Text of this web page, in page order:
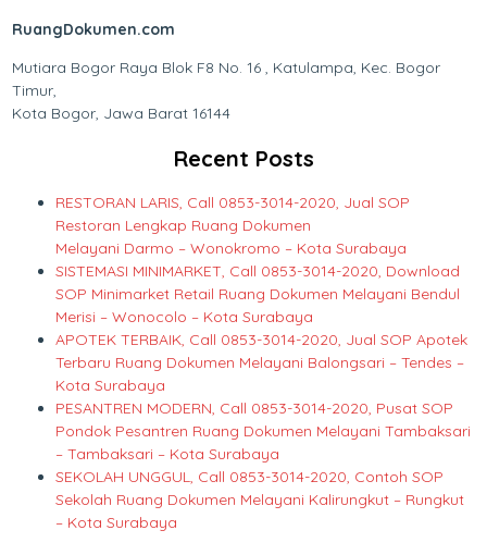
RuangDokumen.com
Mutiara Bogor Raya Blok F8 No. 16 , Katulampa, Kec. Bogor
Timur,
Kota Bogor, Jawa Barat 16144
Recent Posts
RESTORAN LARIS, Call 0853-3014-2020, Jual SOP
Restoran Lengkap Ruang Dokumen
Melayani Darmo – Wonokromo – Kota Surabaya
SISTEMASI MINIMARKET, Call 0853-3014-2020, Download
SOP Minimarket Retail Ruang Dokumen Melayani Bendul
Merisi – Wonocolo – Kota Surabaya
APOTEK TERBAIK, Call 0853-3014-2020, Jual SOP Apotek
Terbaru Ruang Dokumen Melayani Balongsari – Tendes –
Kota Surabaya
PESANTREN MODERN, Call 0853-3014-2020, Pusat SOP
Pondok Pesantren Ruang Dokumen Melayani Tambaksari
– Tambaksari – Kota Surabaya
SEKOLAH UNGGUL, Call 0853-3014-2020, Contoh SOP
Sekolah Ruang Dokumen Melayani Kalirungkut – Rungkut
– Kota Surabaya